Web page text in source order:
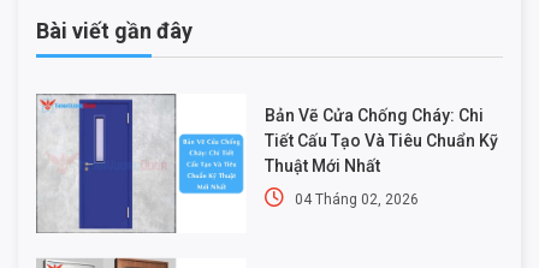
Bài viết gần đây
Bản Vẽ Cửa Chống Cháy: Chi
Tiết Cấu Tạo Và Tiêu Chuẩn Kỹ
Thuật Mới Nhất
04 Tháng 02, 2026